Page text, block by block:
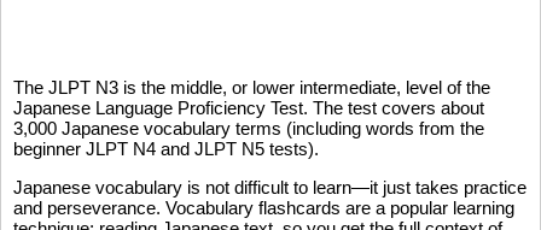
The JLPT N3 is the middle, or lower intermediate, level of the
Japanese Language Proficiency Test. The test covers about
3,000 Japanese vocabulary terms (including words from the
beginner JLPT N4 and JLPT N5 tests).
Japanese vocabulary is not difficult to learn—it just takes practice
and perseverance. Vocabulary flashcards are a popular learning